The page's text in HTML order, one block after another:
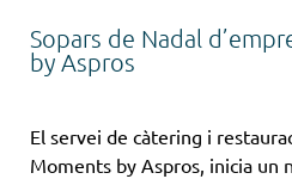
Sopars de Nadal
by Aspros
El servei de càtering i
Moments by Aspros, inicia un